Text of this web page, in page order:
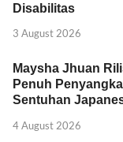
Disabilitas
3 August 2026
Maysha Jhuan
Penuh
Sentuhan
4 August 2026